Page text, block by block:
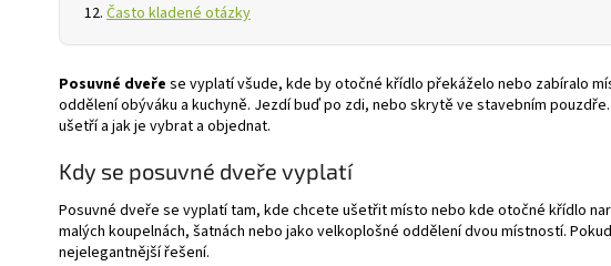
Často kladené otázky
Posuvné dveře se vyplatí všude, kde by otočné křídlo překáželo nebo zabíralo
oddělení obýváku a kuchyně. Jezdí buď po zdi, nebo skrytě ve stavebním
ušetří a jak je vybrat a objednat.
Kdy se posuvné dveře vyplatí
Posuvné dveře se vyplatí tam, kde chcete ušetřit místo nebo kde otočné křídlo
malých koupelnách, šatnách nebo jako velkoplošné oddělení dvou místností.
nejelegantnější řešení.